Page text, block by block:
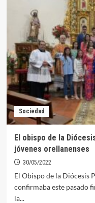
de
Plasencia
cuenta
con
nuevo
Obispo
Sociedad
El obispo de la
jóvenes orellanenses
30/05/2022
El Obispo de la Diócesis
confirmaba este pasado
la...